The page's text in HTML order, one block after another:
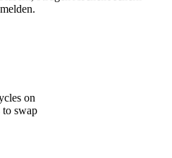
on
swap